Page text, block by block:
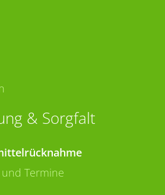
& Sorgfalt
Termine